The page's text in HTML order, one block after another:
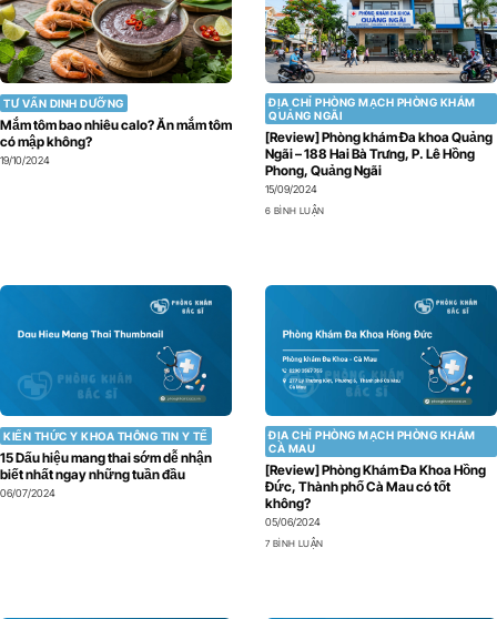
TƯ VẤN DINH DƯỠNG
Mắm tôm bao nhiêu calo? Ăn mắm tôm
có mập không?
19/10/2024
ĐỊA CHỈ PHÒNG MẠCH PHÒNG KHÁM
QUẢNG NGÃI
[Review] Phòng khám Đa khoa Quảng
Ngãi – 188 Hai Bà Trưng, P. Lê Hồng
Phong, Quảng Ngãi
15/09/2024
6 BÌNH LUẬN
KIẾN THỨC Y KHOA THÔNG TIN Y TẾ
15 Dấu hiệu mang thai sớm dễ nhận
biết nhất ngay những tuần đầu
06/07/2024
ĐỊA CHỈ PHÒNG MẠCH PHÒNG KHÁM
CÀ MAU
[Review] Phòng Khám Đa Khoa Hồng
Đức, Thành phố Cà Mau có tốt
không?
05/06/2024
7 BÌNH LUẬN